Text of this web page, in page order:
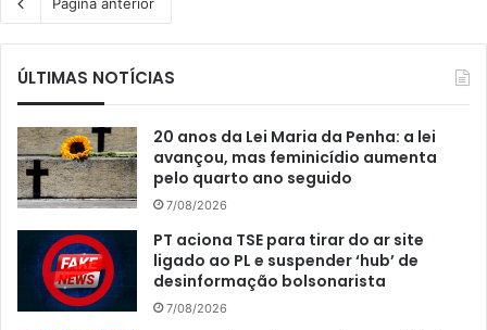
ÚLTIMAS NOTÍCIAS
20 anos da Lei Maria da Penha: a lei
avançou, mas feminicídio aumenta
pelo quarto ano seguido
7/08/2026
PT aciona TSE para tirar do ar site
ligado ao PL e suspender ‘hub’ de
desinformação bolsonarista
7/08/2026